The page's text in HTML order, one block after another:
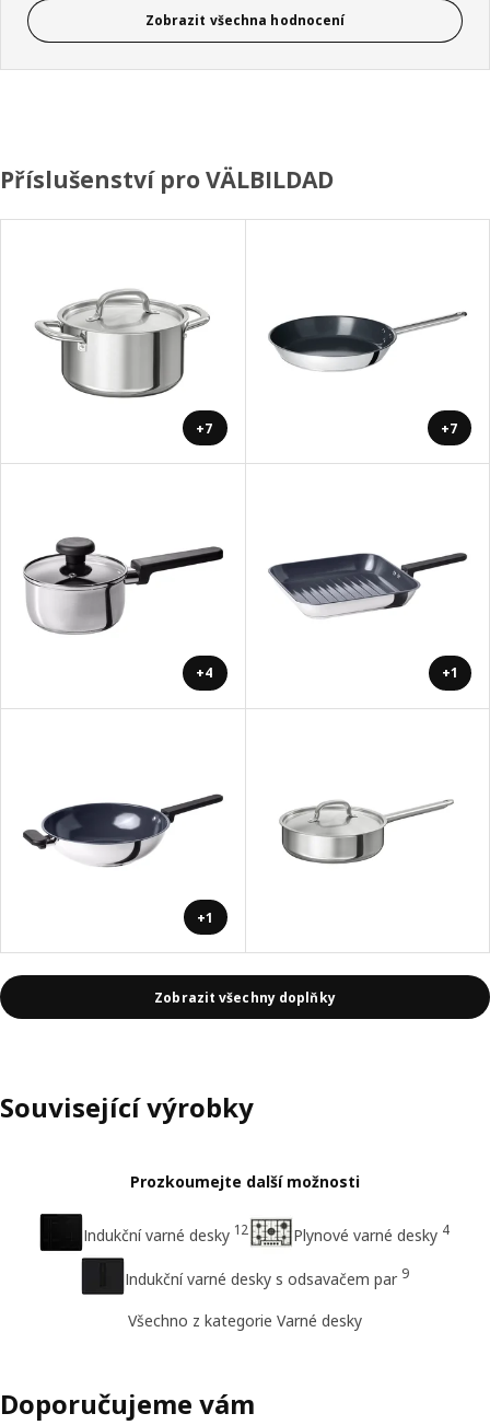
Zobrazit všechna hodnocení
Příslušenství pro VÄLBILDAD
+7 +7
+4 +1
+1
Zobrazit všechny doplňky
Související výrobky
Prozkoumejte další možnosti
Indukční varné desky 12 Plynové varné desky 4
Indukční varné desky s odsavačem par 9
Všechno z kategorie Varné desky
Doporučujeme vám